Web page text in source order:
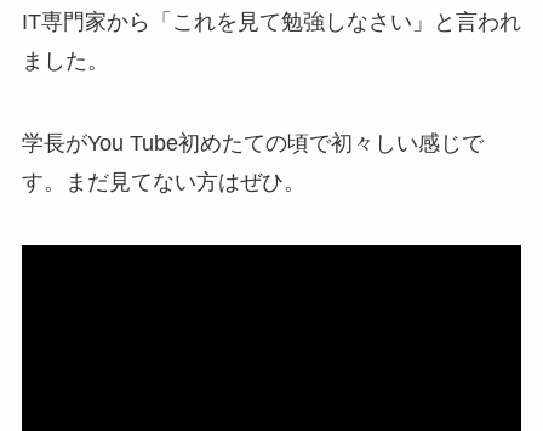
IT専門家から「これを見て勉強しなさい」と言われ
ました。
学長がYou Tube初めたての頃で初々しい感じで
す。まだ見てない方はぜひ。